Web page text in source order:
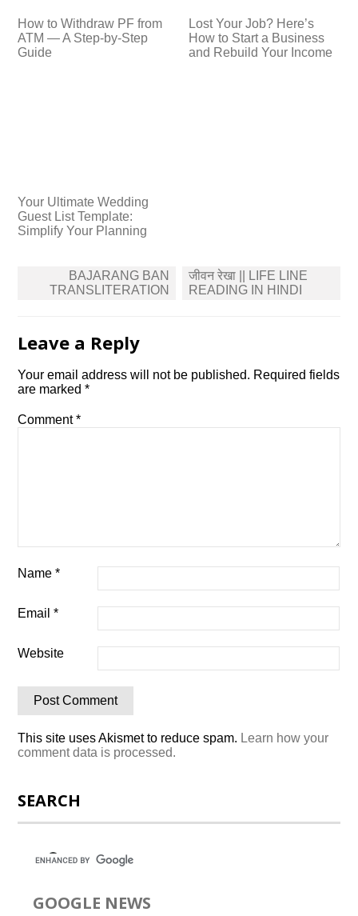
How to Withdraw PF from
ATM — A Step-by-Step
Guide
Lost Your Job? Here’s
How to Start a Business
and Rebuild Your Income
Your Ultimate Wedding
Guest List Template:
Simplify Your Planning
navigation
BAJARANG BAN
TRANSLITERATION
जीवन रेखा || LIFE LINE
READING IN HINDI
Leave a Reply
Your email address will not be published. Required fields
are marked*
Comment*
Name*
Email*
Website
This site uses Akismet to reduce spam. Learn how your
comment data is processed.
SEARCH
GOOGLE NEWS